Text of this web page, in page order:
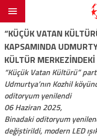
“KÜÇÜK VATAN
KAPSAMINDA
KÜLTÜR
“Küçük Vatan Kültürü”
Udmurtya’nın Kozhil
oditoryum yenilendi
06 Haziran 2025,
Binadaki oditoryum
değiştirildi, modern LED